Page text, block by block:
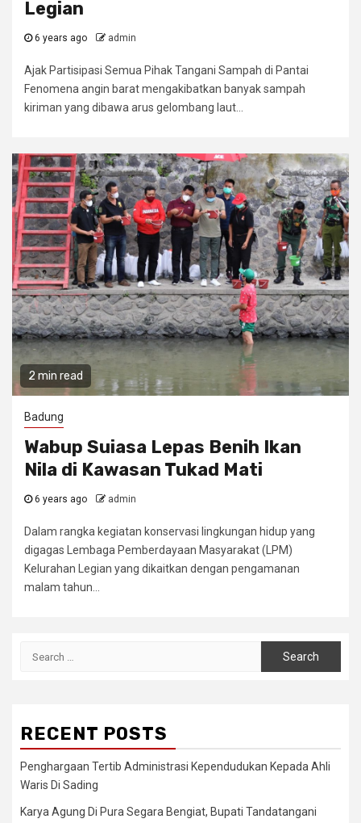
Legian
6 years ago admin
Ajak Partisipasi Semua Pihak Tangani Sampah di Pantai
Fenomena angin barat mengakibatkan banyak sampah
kiriman yang dibawa arus gelombang laut...
2 min read
Badung
Wabup Suiasa Lepas Benih Ikan
Nila di Kawasan Tukad Mati
6 years ago admin
Dalam rangka kegiatan konservasi lingkungan hidup yang
digagas Lembaga Pemberdayaan Masyarakat (LPM)
Kelurahan Legian yang dikaitkan dengan pengamanan
malam tahun...
RECENT POSTS
Penghargaan Tertib Administrasi Kependudukan Kepada Ahli
Waris Di Sading
Karya Agung Di Pura Segara Bengiat, Bupati Tandatangani